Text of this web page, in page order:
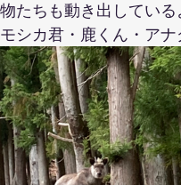
たちも動き出している
シカ君・鹿くん・ア